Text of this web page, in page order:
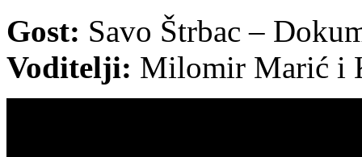
Gost: Savo Štrbac –
Voditelji: Milomir Marić i